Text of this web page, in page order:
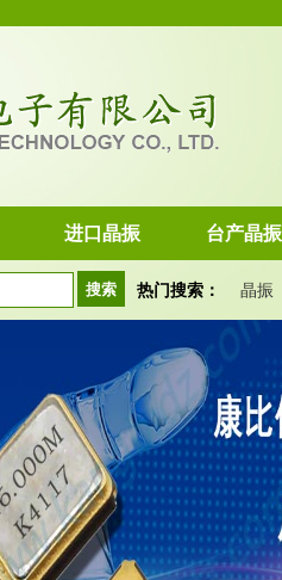
进口晶振 台产晶振
热门搜索： 晶振